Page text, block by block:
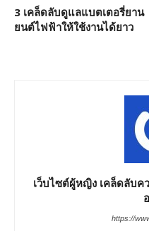
3 เคล็ดลับดูแลแบตเตอรี่ยาน
ยนต์ไฟฟ้าให้ใช้งานได้ยาว
เว็บไซต์ผู้หญิง เคล็ดลับค
https://